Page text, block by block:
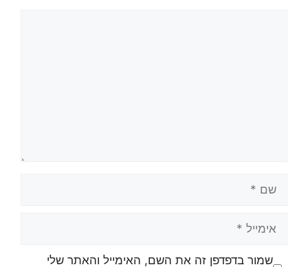
אתרשמור בדפדפן זה את השם, האימייל והאתר שלי